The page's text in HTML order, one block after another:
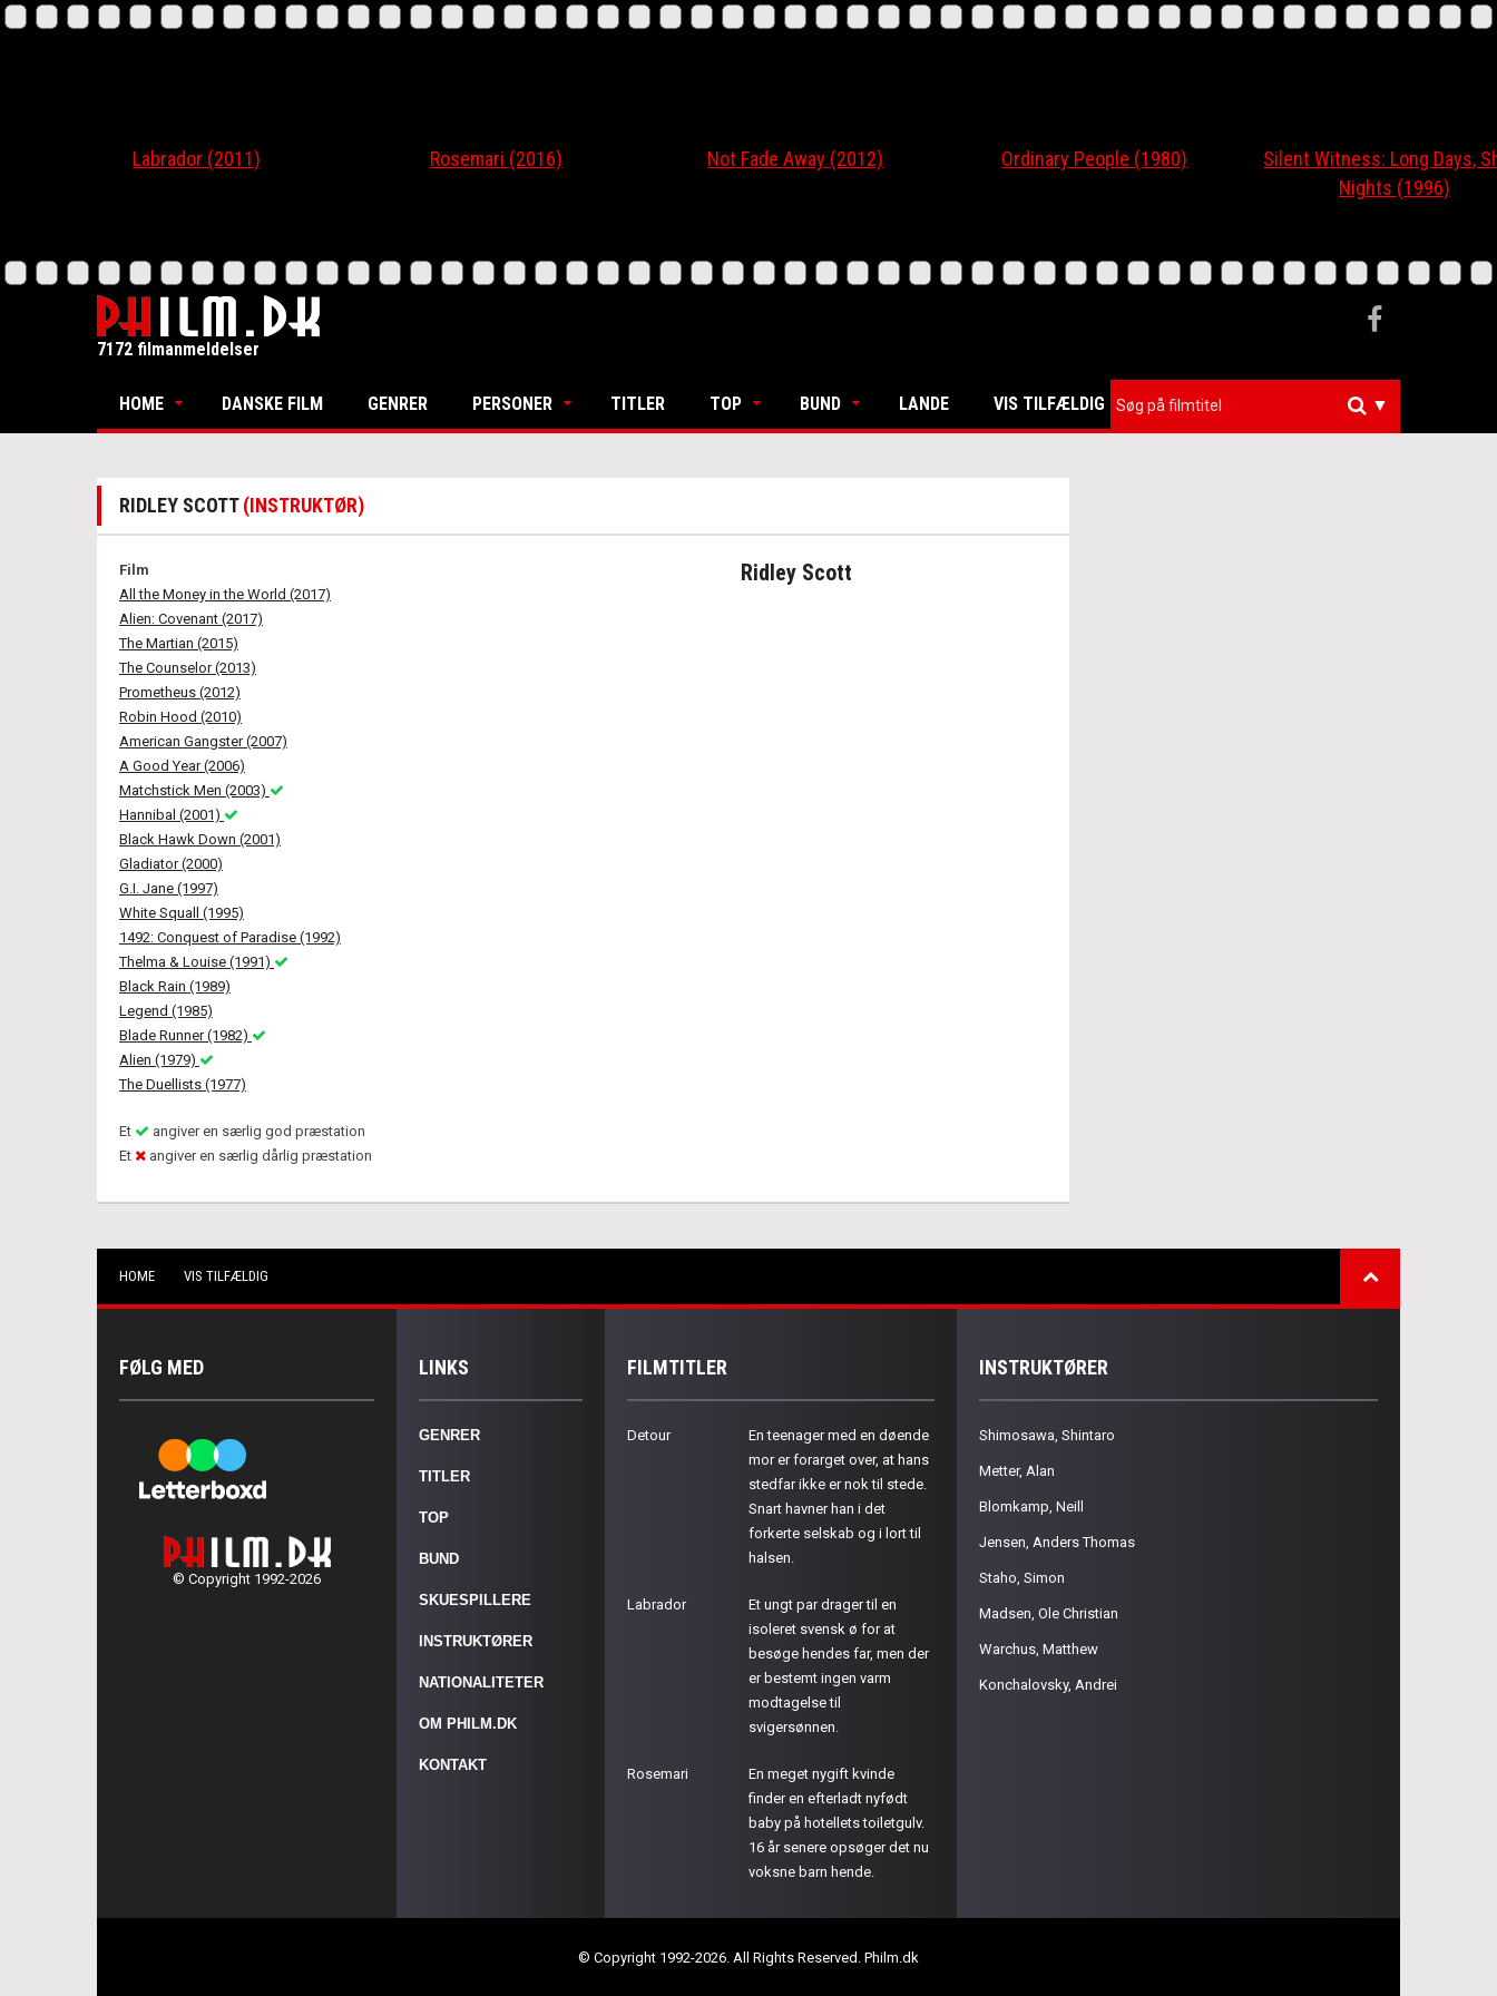
Labrador (2011) Rosemari (2016) Not Fade Away (2012) Ordinary People (1980)
Silent Witness: Long Days, Short
Nights (1996)
7172 filmanmeldelser
HOME DANSKE FILM GENRER PERSONER TITLER TOP BUND LANDE VIS TILFÆLDIG ▼
RIDLEY SCOTT(INSTRUKTØR)
Ridley Scott
Film
All the Money in the World (2017)
Alien: Covenant (2017)
The Martian (2015)
The Counselor (2013)
Prometheus (2012)
Robin Hood (2010)
American Gangster (2007)
A Good Year (2006)
Matchstick Men (2003)
Hannibal (2001)
Black Hawk Down (2001)
Gladiator (2000)
G.I. Jane (1997)
White Squall (1995)
1492: Conquest of Paradise (1992)
Thelma & Louise (1991)
Black Rain (1989)
Legend (1985)
Blade Runner (1982)
Alien (1979)
The Duellists (1977)
Et
angiver en særlig god præstation
Et
angiver en særlig dårlig præstation
HOME VIS TILFÆLDIG
FØLG MED
© Copyright 1992-2026
LINKS
GENRER
TITLER
TOP
BUND
SKUESPILLERE
INSTRUKTØRER
NATIONALITETER
OM PHILM.DK
KONTAKT
FILMTITLER
Detour
En teenager med en døende
mor er forarget over, at hans
stedfar ikke er nok til stede.
Snart havner han i det
forkerte selskab og i lort til
halsen.
Labrador
Et ungt par drager til en
isoleret svensk ø for at
besøge hendes far, men der
er bestemt ingen varm
modtagelse til
svigersønnen.
Rosemari
En meget nygift kvinde
finder en efterladt nyfødt
baby på hotellets toiletgulv.
16 år senere opsøger det nu
voksne barn hende.
INSTRUKTØRER
Shimosawa, Shintaro
Metter, Alan
Blomkamp, Neill
Jensen, Anders Thomas
Staho, Simon
Madsen, Ole Christian
Warchus, Matthew
Konchalovsky, Andrei
© Copyright 1992-2026. All Rights Reserved. Philm.dk